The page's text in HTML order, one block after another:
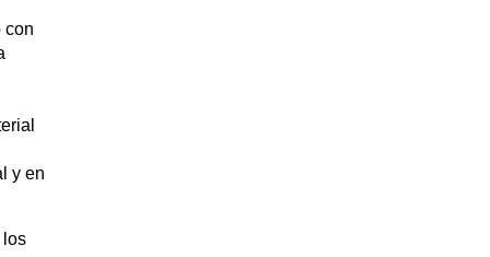
con
y en
los